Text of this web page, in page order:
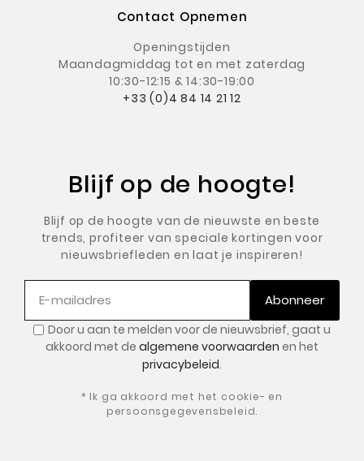
Contact Opnemen
Openingstijden
Maandagmiddag tot en met zaterdag
10:30-12:15 & 14:30-19:00
+33 (0)4 84 14 21 12
Blijf op de hoogte!
Blijf op de hoogte van de nieuwste en beste
trends, profiteer van speciale kortingen voor
nieuwsbriefleden en laat je inspireren!
Abonneer
Door u aan te melden voor de nieuwsbrief, gaat u
akkoord met de algemene voorwaarden en het
privacybeleid.
* Ik ga akkoord met het cookie- en
persoonsgegevensbeleid.